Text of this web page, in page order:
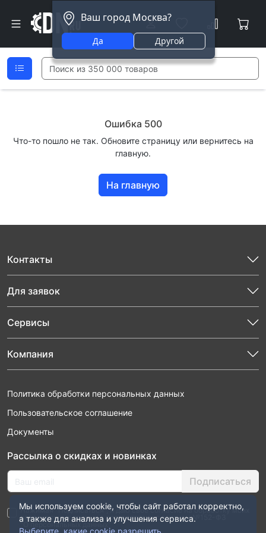
Ваш город Москва?
Да Другой
Ошибка 500
Что-то пошло не так. Обновите страницу или вернитесь на
главную.
На главную
Контакты
Для заявок
Сервисы
Компания
Политика обработки персональных данных
Пользовательское соглашение
Документы
Рассылка о скидках и новинках
Подписаться
Нажимая “Подписаться”, я даю свое согласие на обработку моих
персональных данных в соответствии с законом №152-ФЗ
“О персональных данных”
Мы используем cookie, чтобы сайт работал корректно,
а также для анализа и улучшения сервиса.
Выберите, какие cookie разрешить